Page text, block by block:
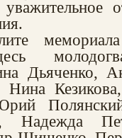
уважительное
Дьяченко,
Надежда